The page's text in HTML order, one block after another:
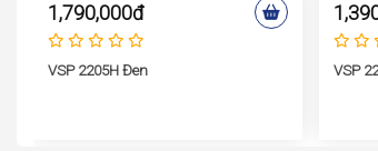
1,790,000đ
VSP 2205H Đen VSP